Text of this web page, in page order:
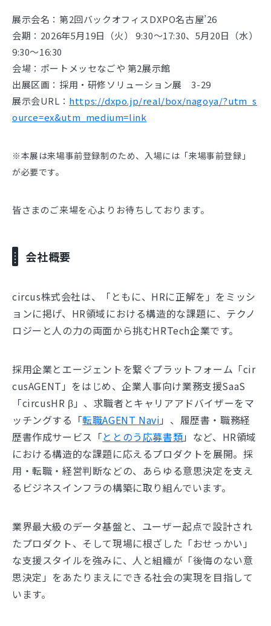
展示会名：第2回バックオフィスDXPO名古屋’26
会期：2026年5月19日（火） 9:30～17:30、5月20日（水）
9:30～16:30
会場：ポートメッセなごや 第2展示館
出展区画：採用・研修ソリューション展 3-29
展示会URL： https://dxpo.jp/real/box/nagoya/?utm_s
ource=ex&utm_medium=link
※本展は来場事前登録制のため、入場には「来場事前登録」
が必要です。
皆さまのご来場を心よりお待ちしております。
会社概要
circus株式会社は、「ともに、HRに正解を」をミッシ
ョンに掲げ、HR領域における構造的な課題に、テクノ
ロジーと人の力の両面から挑むHRTech企業です。
採用企業とエージェントを繋ぐプラットフォーム「cir
cusAGENT」をはじめ、企業人事向け業務支援SaaS
「circusHR β」、求職者とキャリアアドバイザーをマ
ッチングする「転職AGENT Navi 」、履歴書・職務経
歴書作成サービス「ととのう応募書類」など、HR領域
における構造的な課題に応えるプロダクトを展開。採
用・転職・経営判断などの、あらゆる意思決定を支え
るビジネスインフラの構築に取り組んでいます。
業界最大級のデータ基盤と、ユーザー起点で設計され
たプロダクト、そして現場に根ざした「おせっかい」
な支援スタイルを強みに、人と組織が「後悔のない意
思決定」をあたりまえにできる社会の実現を目指して
います。